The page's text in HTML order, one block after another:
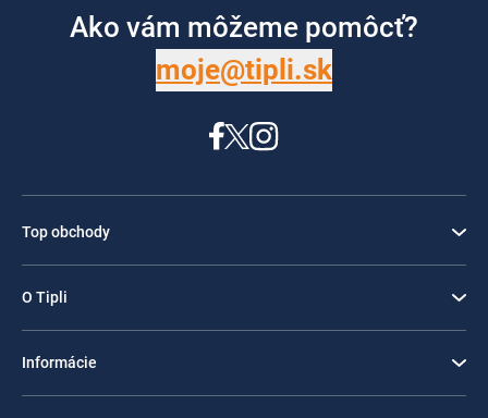
Ako vám môžeme pomôcť?
moje@tipli.sk
Top obchody
O Tipli
Informácie